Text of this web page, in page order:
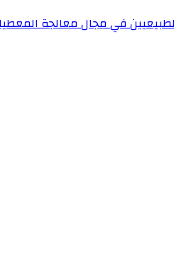
في مجال معالجة